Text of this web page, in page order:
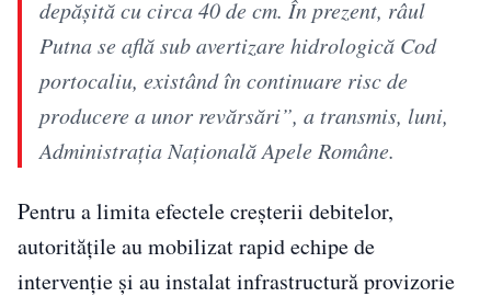
depăşită cu circa 40 de cm. În prezent, râul
Putna se află sub avertizare hidrologică Cod
portocaliu, existând în continuare risc de
producere a unor revărsări”, a transmis, luni,
Administraţia Naţională Apele Române.
Pentru a limita efectele creșterii debitelor,
autoritățile au mobilizat rapid echipe de
intervenție și au instalat infrastructură provizorie